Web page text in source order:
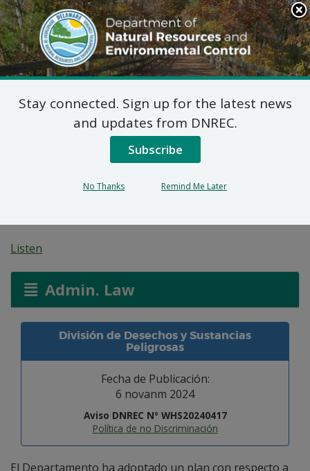
Search
This
Site
DNREC Menu
Plan Final de Medidas
Correctivas para Sitio
de Desarrollo de Roble
Listen
Admin. Law
División de Desechos y Sustancias
Peligrosas
Fecha de Publicación:
6 novanm 2024
Aviso DNREC Nº WHS20240417
Política de no Discriminación
El Departamento ha adoptado un plan con respecto a
Stay connected. Sign up for the latest news
and updates from DNREC.
Subscribe
No Thanks Remind Me Later